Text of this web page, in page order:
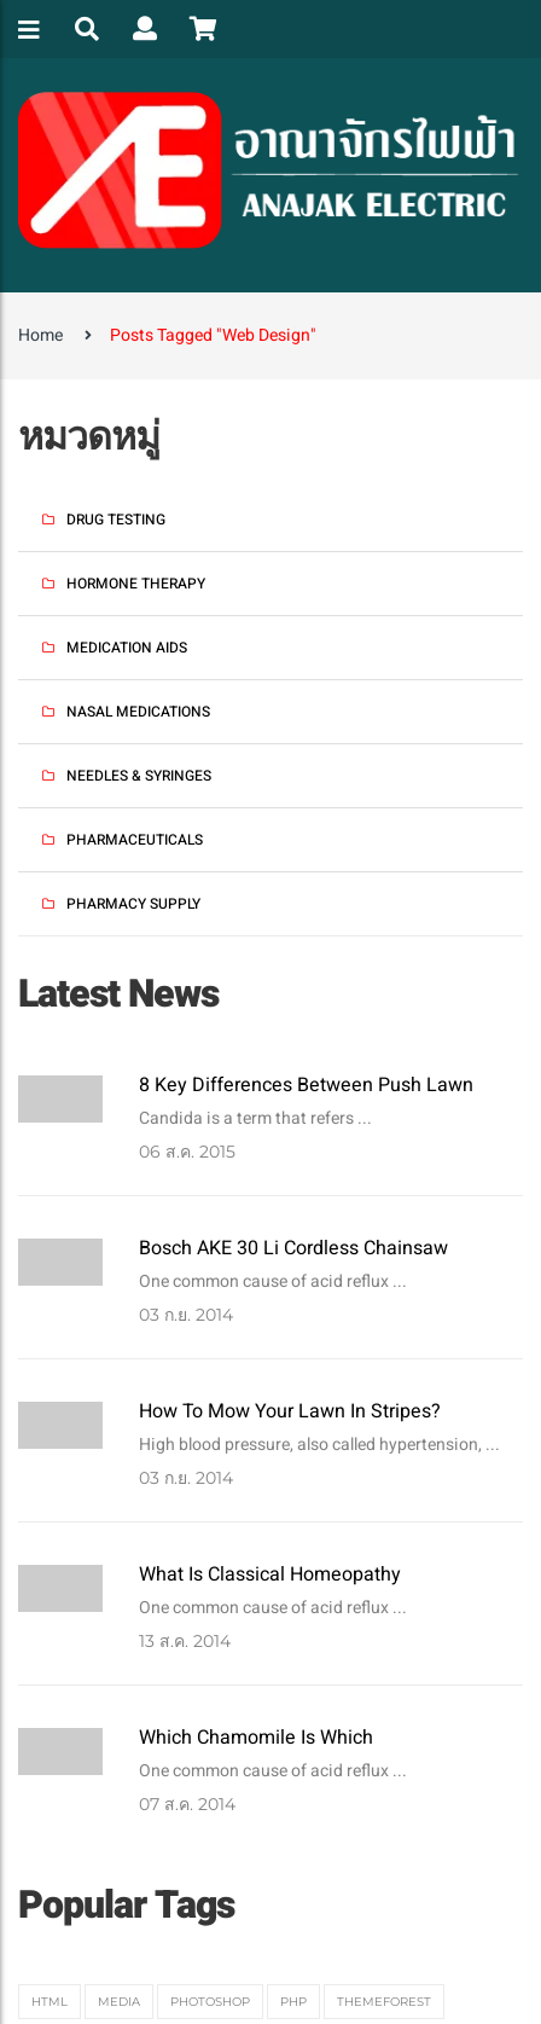
Home Posts Tagged "web Design"
หมวดหมู่
DRUG TESTING
HORMONE THERAPY
MEDICATION AIDS
NASAL MEDICATIONS
NEEDLES & SYRINGES
PHARMACEUTICALS
PHARMACY SUPPLY
Latest News
8 Key Differences Between Push Lawn
Candida is a term that refers ...
06 ส.ค. 2015
Bosch AKE 30 Li Cordless Chainsaw
One common cause of acid reflux ...
03 ก.ย. 2014
How To Mow Your Lawn In Stripes?
High blood pressure, also called hypertension, ...
03 ก.ย. 2014
What Is Classical Homeopathy
One common cause of acid reflux ...
13 ส.ค. 2014
Which Chamomile Is Which
One common cause of acid reflux ...
07 ส.ค. 2014
Popular Tags
HTML MEDIA PHOTOSHOP PHP THEMEFOREST